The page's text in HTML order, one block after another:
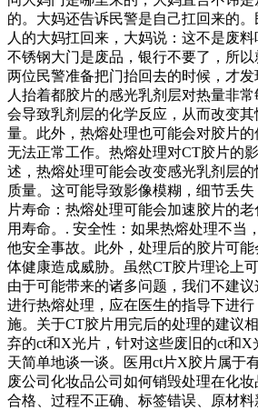
的。大妈还告诉民警是自己扛回来的
人的大妈扛回来，大妈说：这不是废
不锈钢大门是废品，银行不要了
两位民警准备把门抬回去的时候，才
人抬着都胶片的感光乳剂层对热量非
会导致乳剂层的化学反应，从而改变
量。此外，热熔处理也可能会对胶片
无法正常工作。热熔处理对CT胶片的
述，热熔处理可能会改变感光乳剂层
质量。这可能导致影像模糊，细节丢
片寿命：热熔处理可能会加速胶片的
用寿命。. 安全性：如果热熔处理不当
他安全事故。此外，处理后的胶片可
体健康造成威胁。虽然CT胶片理论上
由于可能带来的诸多问题，我们不建
进行热熔处理，应在医生的指导下进
施。关于CT胶片用完后的处理的建议
弃的ct和X光片，针对这些废旧的ct和X
天简单地谈一谈。医用ct片X胶片属于
废公司化妆品公司如何销毁处理在化
合格、过程不正确、标签错误、原材